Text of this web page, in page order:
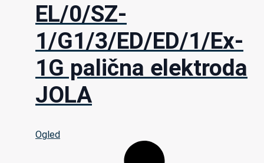
EL/0/SZ-
1/G1/3/ED/ED/1/Ex-
1G palična elektroda
JOLA
Ogled